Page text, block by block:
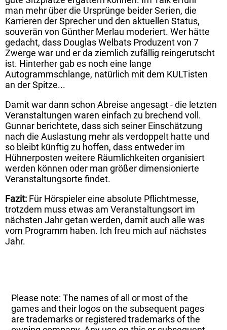
man mehr über die Ursprünge beider Serien, die
Karrieren der Sprecher und den aktuellen Status,
souverän von Günther Merlau moderiert. Wer hätte
gedacht, dass Douglas Welbats Produzent von 7
Zwerge war und er da ziemlich zufällig reingerutscht
ist. Hinterher gab es noch eine lange
Autogrammschlange, natürlich mit dem KULTisten
an der Spitze...
Damit war dann schon Abreise angesagt - die letzten
Veranstaltungen waren einfach zu brechend voll.
Gunnar berichtete, dass sich seiner Einschätzung
nach die Auslastung mehr als verdoppelt hatte und
so bleibt künftig zu hoffen, dass entweder im
Hühnerposten weitere Räumlichkeiten organisiert
werden können oder man größer dimensionierte
Veranstaltungsorte findet.
Fazit: Für Hörspieler eine absolute Pflichtmesse,
trotzdem muss etwas am Veranstaltungsort im
nächsten Jahr getan werden, damit auch alle was
vom Programm haben. Ich freu mich auf nächstes
Jahr.
Please note: The names of all or most of the
games and their logos on the subsequent pages
are trademarks or registered trademarks of the